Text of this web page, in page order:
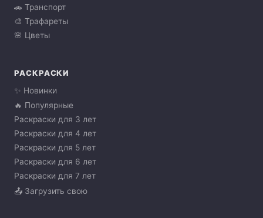
🚗 Транспорт
🎨 Трафареты
🌸 Цветы
РАСКРАСКИ
✨ Новинки
🔥 Популярные
Раскраски для 3 лет
Раскраски для 4 лет
Раскраски для 5 лет
Раскраски для 6 лет
Раскраски для 7 лет
📤 Загрузить свою